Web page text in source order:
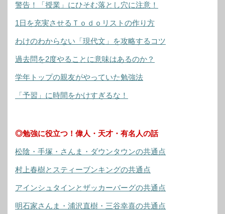
警告！「授業」にひそむ落とし穴に注意！
1日を充実させるＴｏｄｏリストの作り方
わけのわからない「現代文」を攻略するコツ
過去問を2度やることに意味はあるのか？
学年トップの親友がやっていた勉強法
「予習」に時間をかけすぎるな！
◎勉強に役立つ！偉人・天才・有名人の話
松陰・手塚・さんま・ダウンタウンの共通点
村上春樹とスティーブンキングの共通点
アインシュタインとザッカーバーグの共通点
明石家さんま・浦沢直樹・三谷幸喜の共通点